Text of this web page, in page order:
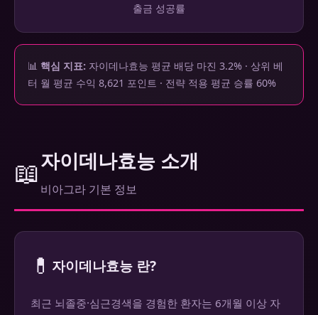
출금 성공률
📊 핵심 지표: 자이데나효능 평균 배당 마진 3.2% · 상위 베
터 월 평균 수익 8,621 포인트 · 전략 적용 평균 승률 60%
📖자이데나효능 소개
비아그라 기본 정보
💊 자이데나효능 란?
최근 뇌졸중·심근경색을 경험한 환자는 6개월 이상 자